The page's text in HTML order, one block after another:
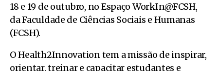
18 e 19 de outubro, no Espaço WorkIn@FCSH,
da Faculdade de Ciências Sociais e Humanas
(FCSH).
O Health2Innovation tem a missão de inspirar,
orientar, treinar e capacitar estudantes e